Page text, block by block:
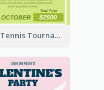
2020 Tennis Tournament Flyer